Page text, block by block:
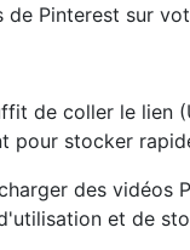
Pinterest sur
de coller le lien
pour stocker
des vidéos
et de